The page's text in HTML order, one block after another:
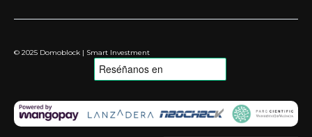
© 2025 Domoblock | Smart Investment